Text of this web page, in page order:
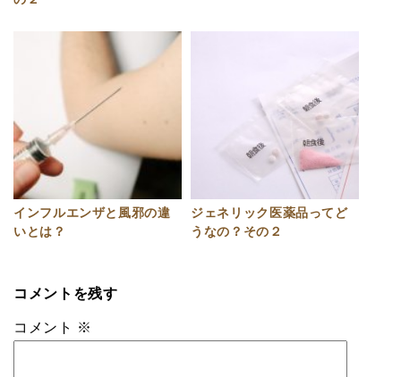
インフルエンザと風邪の違
いとは？
ジェネリック医薬品ってど
うなの？その２
コメントを残す
コメント ※